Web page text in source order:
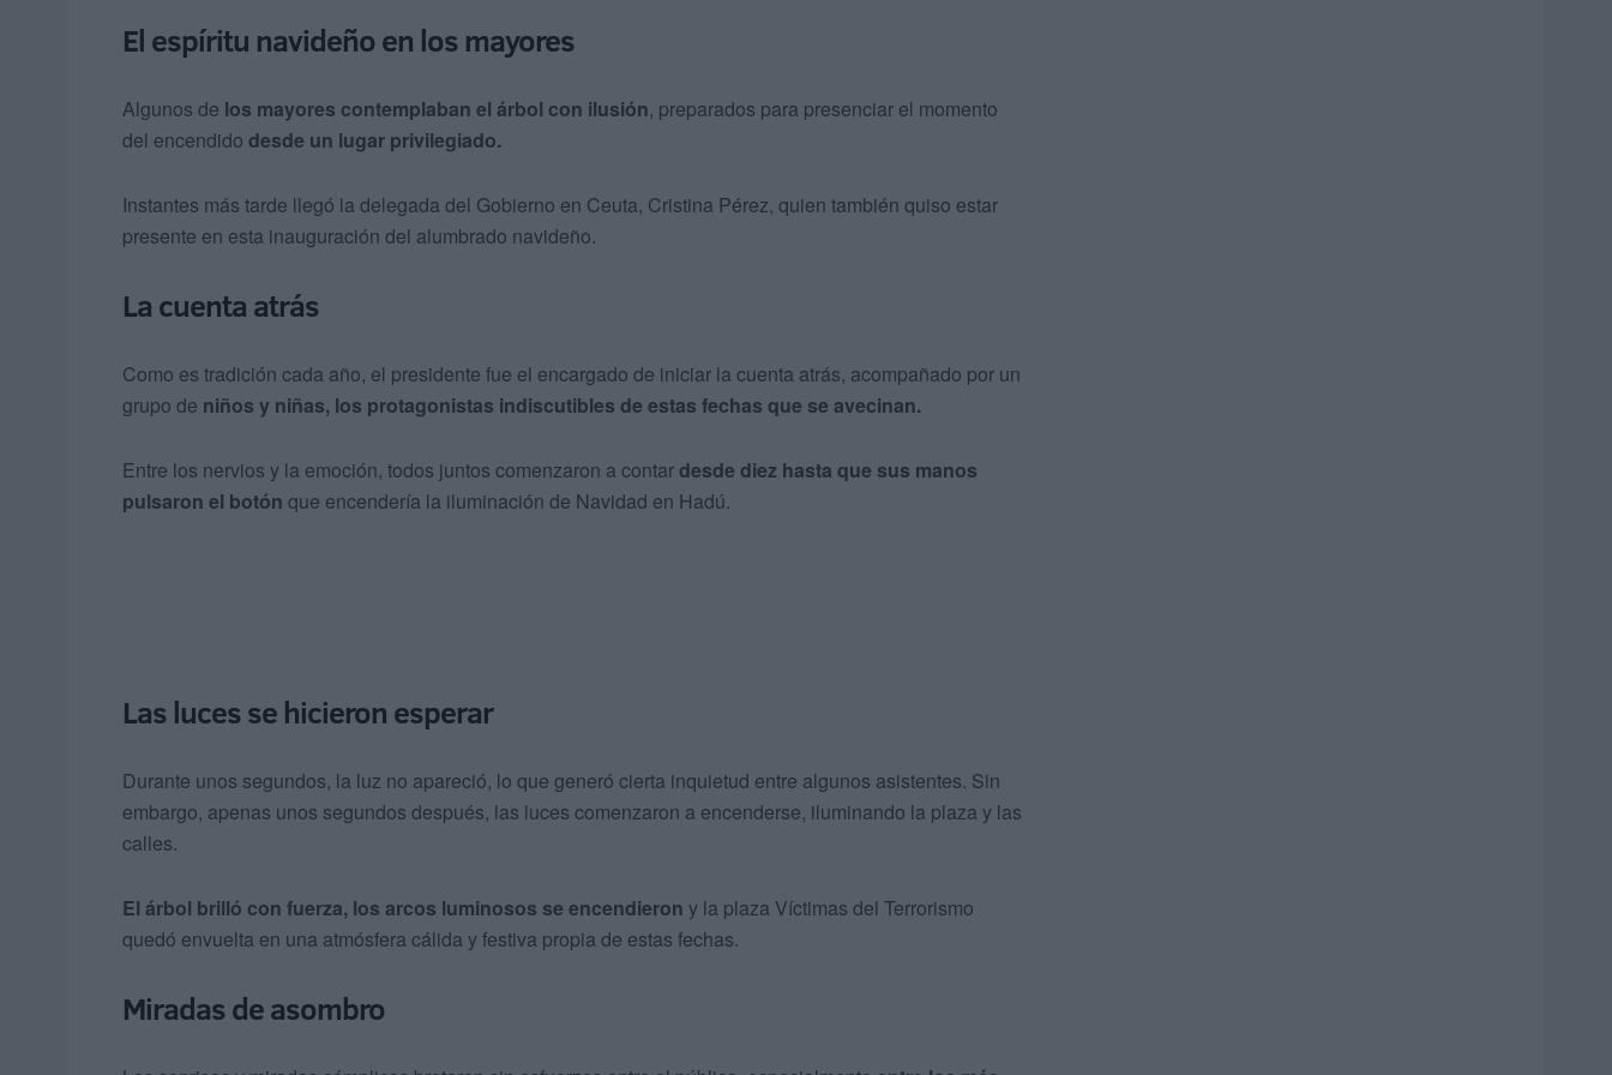
El espíritu navideño en los mayores
Algunos de los mayores contemplaban el árbol con ilusión, preparados para presenciar el momento
del encendido desde un lugar privilegiado.
Instantes más tarde llegó la delegada del Gobierno en Ceuta, Cristina Pérez, quien también quiso estar
presente en esta inauguración del alumbrado navideño.
La cuenta atrás
Como es tradición cada año, el presidente fue el encargado de iniciar la cuenta atrás, acompañado por un
grupo de niños y niñas, los protagonistas indiscutibles de estas fechas que se avecinan.
Entre los nervios y la emoción, todos juntos comenzaron a contardesde diez hasta que sus manos
pulsaron el botón que encendería la iluminación de Navidad en Hadú.
Las luces se hicieron esperar
Durante unos segundos, la luz no apareció, lo que generó cierta inquietud entre algunos asistentes. Sin
embargo, apenas unos segundos después, las luces comenzaron a encenderse, iluminando la plaza y las
calles.
El árbol brilló con fuerza, los arcos luminosos se encendieron y la plaza Víctimas del Terrorismo
quedó envuelta en una atmósfera cálida y festiva propia de estas fechas.
Miradas de asombro